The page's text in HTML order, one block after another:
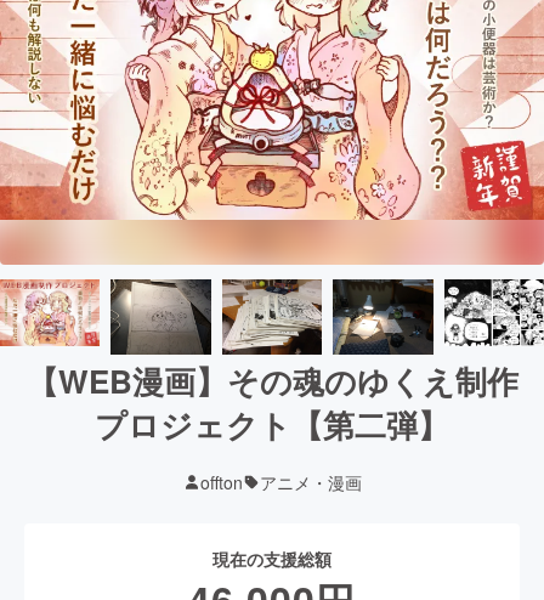
【WEB漫画】その魂のゆくえ制作
プロジェクト【第二弾】
offton アニメ・漫画
現在の支援総額